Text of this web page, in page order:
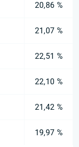
20,86 %
21,07 %
22,51 %
22,10 %
21,42 %
19,97 %